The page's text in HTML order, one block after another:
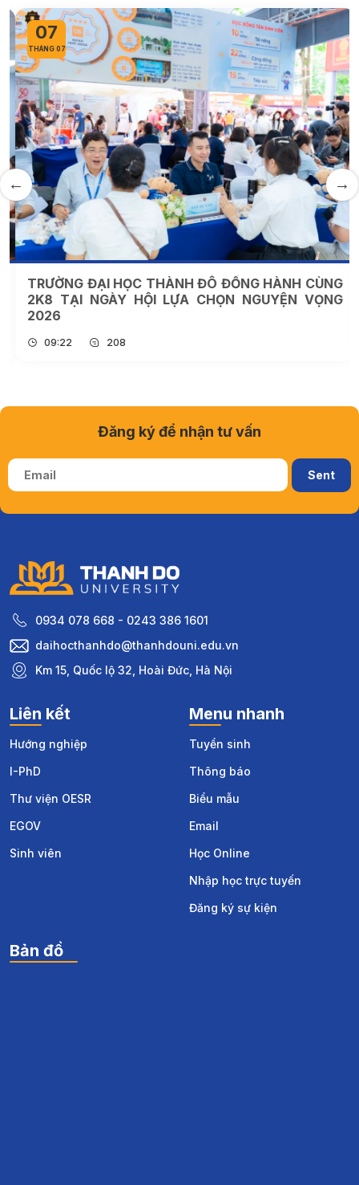
07
THÁNG 07
TRƯỜNG ĐẠI HỌC THÀNH ĐÔ ĐỒNG HÀNH CÙNG
2K8 TẠI NGÀY HỘI LỰA CHỌN NGUYỆN VỌNG
2026
09:22 208
0934 078 668 - 0243 386 1601
daihocthanhdo@thanhdouni.edu.vn
Km 15, Quốc lộ 32, Hoài Đức, Hà Nội
Liên kết
Hướng nghiệp
I-PhD
Thư viện OESR
EGOV
Sinh viên
Menu nhanh
Tuyển sinh
Thông báo
Biểu mẫu
Email
Học Online
Nhập học trực tuyến
Đăng ký sự kiện
Bản đồ
Đăng ký để nhận tư vấn